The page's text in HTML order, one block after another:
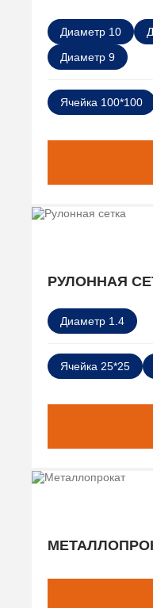
Диаметр 10
Диаметр 9
Ячейка 100*100
РУЛОННАЯ
Диаметр 1.4
Ячейка 25*25